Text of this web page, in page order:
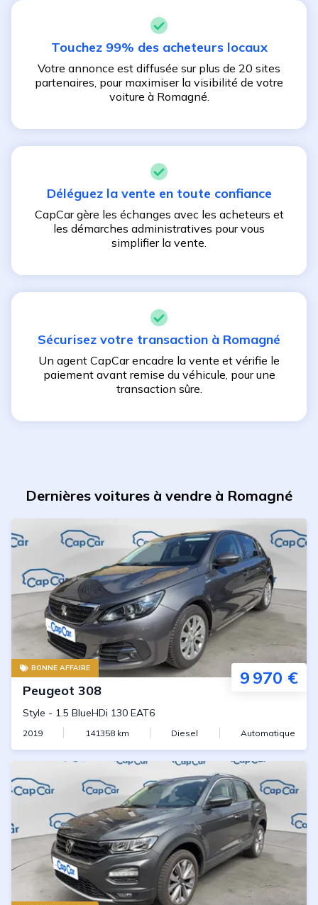
Touchez 99% des acheteurs locaux
Votre annonce est diffusée sur plus de 20 sites
partenaires, pour maximiser la visibilité de votre
voiture à Romagné.
Déléguez la vente en toute confiance
CapCar gère les échanges avec les acheteurs et
les démarches administratives pour vous
simplifier la vente.
Sécurisez votre transaction à Romagné
Un agent CapCar encadre la vente et vérifie le
paiement avant remise du véhicule, pour une
transaction sûre.
Dernières voitures à vendre à Romagné
BONNE AFFAIRE 9 970 €
Peugeot 308
Style - 1.5 BlueHDi 130 EAT6
2019 141358km Diesel Automatique